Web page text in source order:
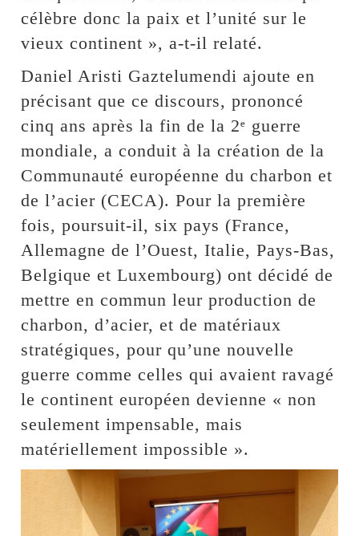
célèbre donc la paix et l’unité sur le
vieux continent », a-t-il relaté.
Daniel Aristi Gaztelumendi ajoute en
précisant que ce discours, prononcé
cinq ans après la fin de la 2ᵉ guerre
mondiale, a conduit à la création de la
Communauté européenne du charbon et
de l’acier (CECA). Pour la première
fois, poursuit-il, six pays (France,
Allemagne de l’Ouest, Italie, Pays-Bas,
Belgique et Luxembourg) ont décidé de
mettre en commun leur production de
charbon, d’acier, et de matériaux
stratégiques, pour qu’une nouvelle
guerre comme celles qui avaient ravagé
le continent européen devienne « non
seulement impensable, mais
matériellement impossible ».